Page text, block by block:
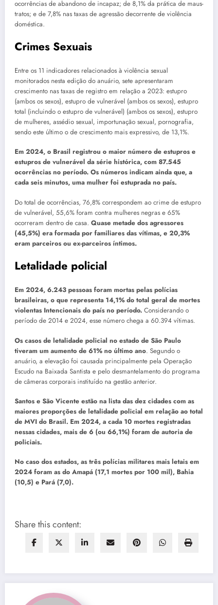
ocorrências de abandono de incapaz; de 8,1% da prática de maus-
tratos; e de 7,8% nas taxas de agressão decorrente de violência
doméstica.
Crimes Sexuais
Entre os 11 indicadores relacionados à violência sexual
monitorados nesta edição do anuário, sete apresentaram
crescimento nas taxas de registro em relação a 2023: estupro
(ambos os sexos), estupro de vulnerável (ambos os sexos), estupro
total (incluindo o estupro de vulnerável) (ambos os sexos), estupro
de mulheres, assédio sexual, importunação sexual, pornografia,
sendo este último o de crescimento mais expressivo, de 13,1%.
Em 2024, o Brasil registrou o maior número de estupros e
estupros de vulnerável da série histórica, com 87.545
ocorrências no período. Os números indicam ainda que, a
cada seis minutos, uma mulher foi estuprada no país.
Do total de ocorrências, 76,8% correspondem ao crime de estupro
de vulnerável, 55,6% foram contra mulheres negras e 65%
ocorreram dentro de casa. Quase metade dos agressores
(45,5%) era formada por familiares das vítimas, e 20,3%
eram parceiros ou ex-parceiros íntimos.
Letalidade policial
Em 2024, 6.243 pessoas foram mortas pelas polícias
brasileiras, o que representa 14,1% do total geral de mortes
violentas Intencionais do país no período. Considerando o
período de 2014 e 2024, esse número chega a 60.394 vítimas.
Os casos de letalidade policial no estado de São Paulo
tiveram um aumento de 61% no último ano. Segundo o
anuário, a elevação foi causada principalmente pela Operação
Escudo na Baixada Santista e pelo desmantelamento do programa
de câmeras corporais instituído na gestão anterior.
Santos e São Vicente estão na lista das dez cidades com as
maiores proporções de letalidade policial em relação ao total
de MVI do Brasil. Em 2024, a cada 10 mortes registradas
nessas cidades, mais de 6 (ou 66,1%) foram de autoria de
policiais.
No caso dos estados, as três polícias militares mais letais em
2024 foram as do Amapá (17,1 mortes por 100 mil), Bahia
(10,5) e Pará (7,0).
Share this content: